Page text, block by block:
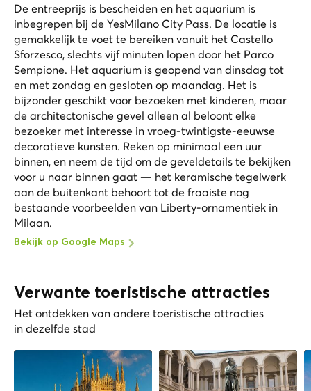
De entreeprijs is bescheiden en het aquarium is
inbegrepen bij de YesMilano City Pass. De locatie is
gemakkelijk te voet te bereiken vanuit het Castello
Sforzesco, slechts vijf minuten lopen door het Parco
Sempione. Het aquarium is geopend van dinsdag tot
en met zondag en gesloten op maandag. Het is
bijzonder geschikt voor bezoeken met kinderen, maar
de architectonische gevel alleen al beloont elke
bezoeker met interesse in vroeg-twintigste-eeuwse
decoratieve kunsten. Reken op minimaal een uur
binnen, en neem de tijd om de geveldetails te bekijken
voor u naar binnen gaat — het keramische tegelwerk
aan de buitenkant behoort tot de fraaiste nog
bestaande voorbeelden van Liberty-ornamentiek in
Milaan.
Bekijk op Google Maps
Verwante toeristische attracties
Het ontdekken van andere toeristische attracties
in dezelfde stad